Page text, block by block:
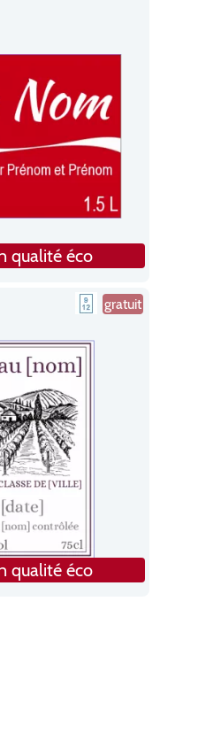
qualité éco
gratuit
qualité éco